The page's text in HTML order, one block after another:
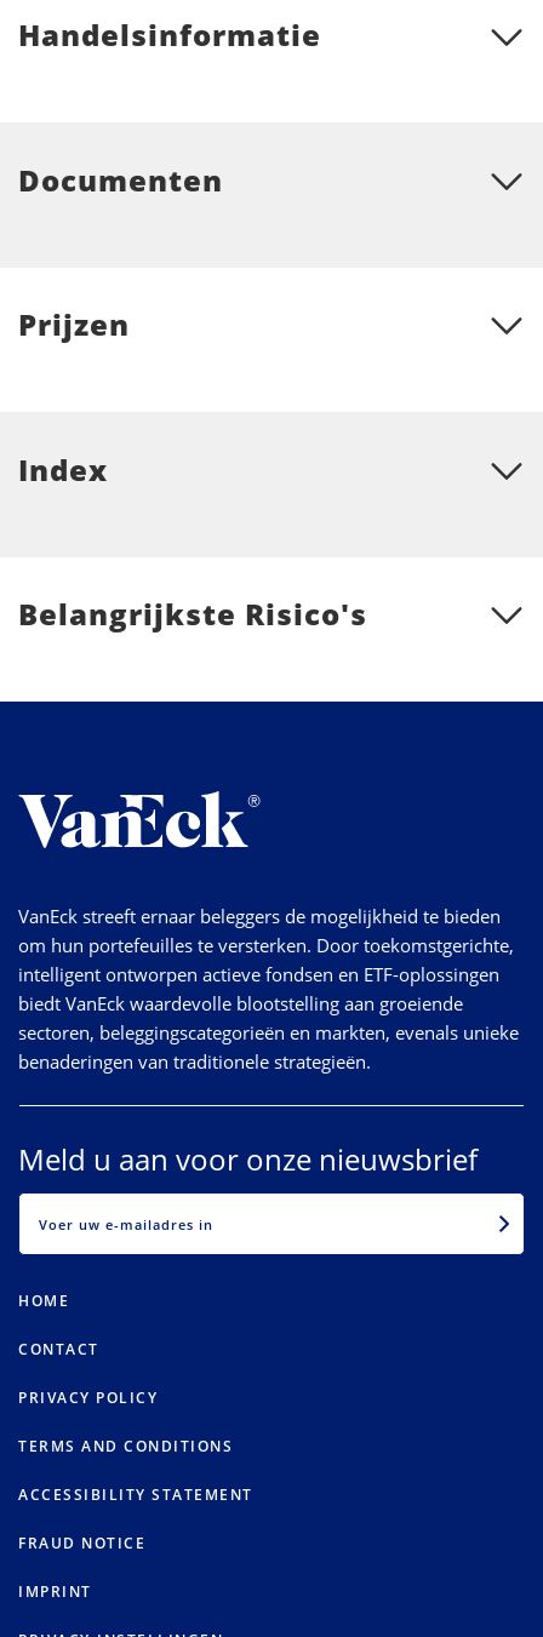
Handelsinformatie
Documenten
Prijzen
Index
Belangrijkste Risico's
VanEck streeft ernaar beleggers de mogelijkheid te bieden
om hun portefeuilles te versterken. Door toekomstgerichte,
intelligent ontworpen actieve fondsen en ETF-oplossingen
biedt VanEck waardevolle blootstelling aan groeiende
sectoren, beleggingscategorieën en markten, evenals unieke
benaderingen van traditionele strategieën.
Meld u aan voor onze nieuwsbrief
HOME
CONTACT
PRIVACY POLICY
TERMS AND CONDITIONS
ACCESSIBILITY STATEMENT
FRAUD NOTICE
IMPRINT